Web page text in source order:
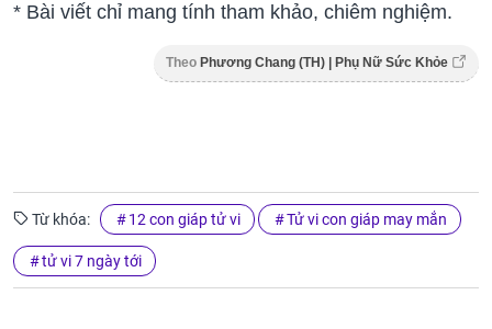
* Bài viết chỉ mang tính tham khảo, chiêm nghiệm.
Theo Phương Chang (TH) | Phụ Nữ Sức Khỏe
Từ khóa: 12 con giáp tử vi Tử vi con giáp may mắn
tử vi 7 ngày tới